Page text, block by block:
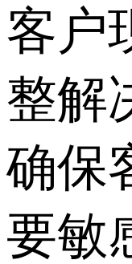
客户
整解
确保
要敏